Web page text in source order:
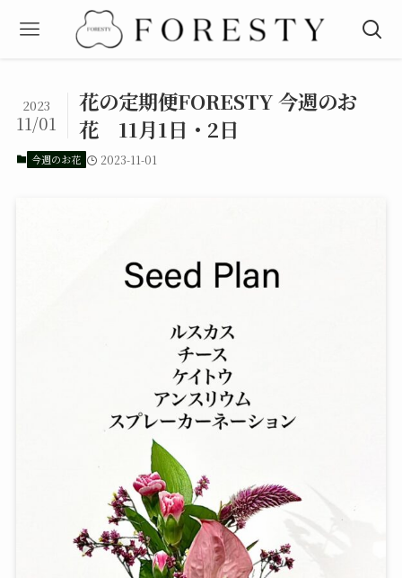
花の定期便FORESTY 今週のお
花 11月1日・2日
2023
11/01
今週のお花 2023-11-01